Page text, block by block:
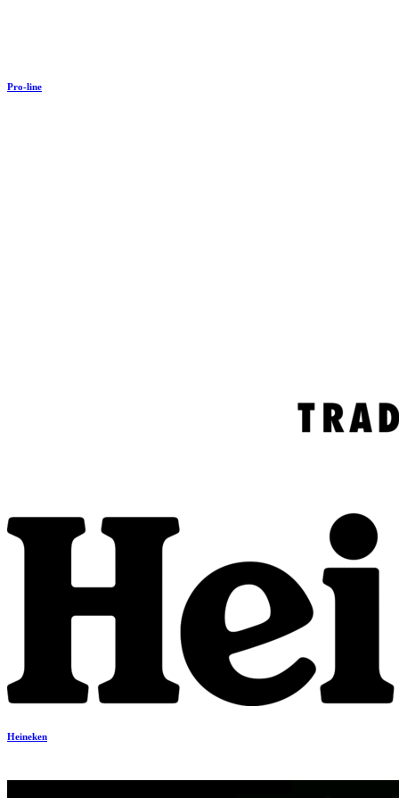
Pro-line
Heineken